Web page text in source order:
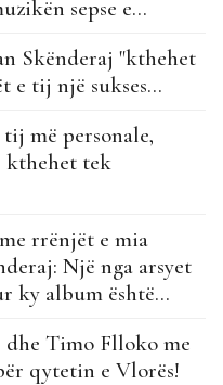
sepse e
Skënderaj "kthehet
e tij një sukses...
më personale,
kthehet tek
rrënjët e mia
Një nga arsyet
ky album është…
Timo Flloko me
qytetin e Vlorës!